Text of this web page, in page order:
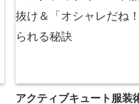
アクティブキュート服装